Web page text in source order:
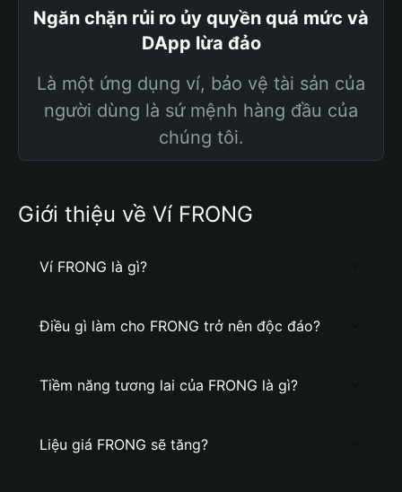
Ngăn chặn rủi ro ủy quyền quá mức và
DApp lừa đảo
Là một ứng dụng ví, bảo vệ tài sản của
người dùng là sứ mệnh hàng đầu của
chúng tôi.
Giới thiệu về Ví FRONG
Ví FRONG là gì?
Điều gì làm cho FRONG trở nên độc đáo?
Tiềm năng tương lai của FRONG là gì?
Liệu giá FRONG sẽ tăng?